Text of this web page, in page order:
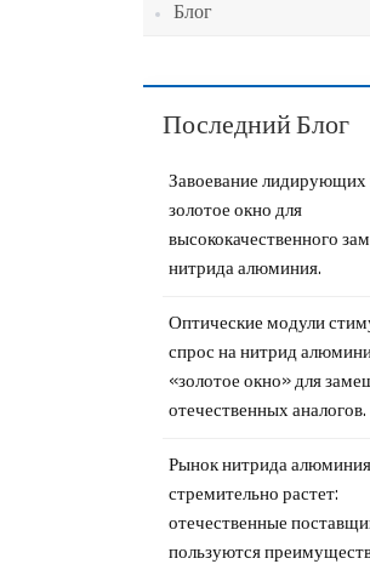
Блог
Последний Блог
Завоевание лидирующих
золотое окно для
высококачественного
нитрида алюминия.
Оптические модули
спрос на нитрид
«золотое окно» для
отечественных аналогов.
Рынок нитрида алюминия
стремительно растет:
отечественные
пользуются